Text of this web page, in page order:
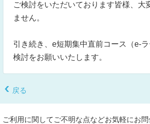
ご検討をいただいております皆様、大
ません。
引き続き、e短期集中直前コース（e-
検討をお願いいたします。
戻る
ご利用に関してご不明な点などお気軽にお問